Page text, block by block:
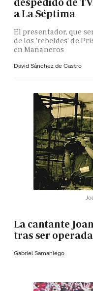
a La Séptima
El presentador, que
de los 'rebeldes' de
en Mañaneros
David Sánchez de Castro
La cantante
tras ser
Gabriel Samaniego